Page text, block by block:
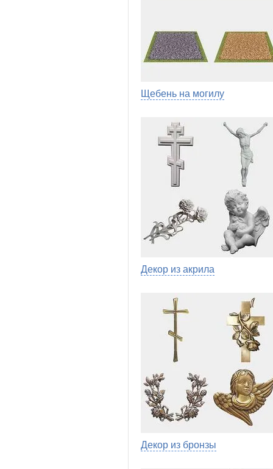
Щебень на могилу
Декор из акрила
Декор из бронзы